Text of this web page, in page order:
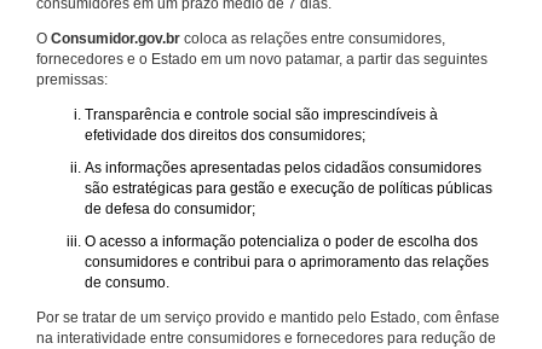
consumidores em um prazo médio de 7 dias.
O Consumidor.gov.br coloca as relações entre consumidores,
fornecedores e o Estado em um novo patamar, a partir das seguintes
premissas:
Transparência e controle social são imprescindíveis à
efetividade dos direitos dos consumidores;
As informações apresentadas pelos cidadãos consumidores
são estratégicas para gestão e execução de políticas públicas
de defesa do consumidor;
O acesso a informação potencializa o poder de escolha dos
consumidores e contribui para o aprimoramento das relações
de consumo.
Por se tratar de um serviço provido e mantido pelo Estado, com ênfase
na interatividade entre consumidores e fornecedores para redução de